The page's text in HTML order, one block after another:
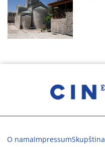
O namaImpressumSkupština